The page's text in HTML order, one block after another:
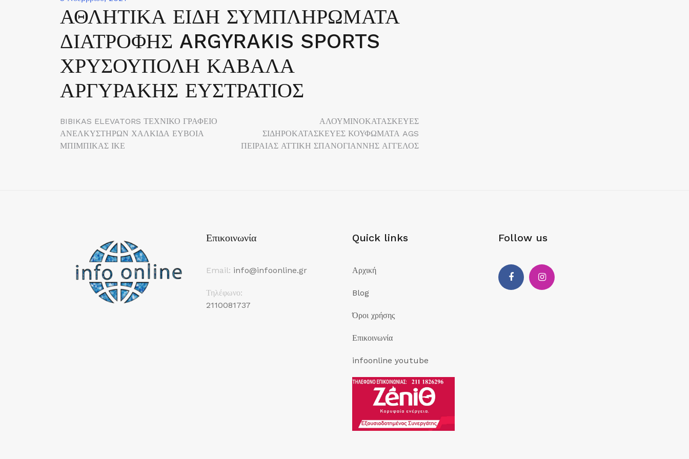
ΑΘΛΗΤΙΚΑ ΕΙΔΗ ΣΥΜΠΛΗΡΩΜΑΤΑ
ΔΙΑΤΡΟΦΗΣ ARGYRAKIS SPORTS
ΧΡΥΣΟΥΠΟΛΗ ΚΑΒΑΛΑ
ΑΡΓΥΡΑΚΗΣ ΕΥΣΤΡΑΤΙΟΣ
Πλοήγηση
άρθρων
BIBIKAS ELEVATORS ΤΕΧΝΙΚΟ ΓΡΑΦΕΙΟ
ΑΝΕΛΚΥΣΤΗΡΩΝ ΧΑΛΚΙΔΑ ΕΥΒΟΙΑ
ΜΠΙΜΠΙΚΑΣ ΙΚΕ
ΑΛΟΥΜΙΝΟΚΑΤΑΣΚΕΥΕΣ
ΣΙΔΗΡΟΚΑΤΑΣΚΕΥΕΣ ΚΟΥΦΩΜΑΤΑ AGS
ΠΕΙΡΑΙΑΣ ΑΤΤΙΚΗ ΣΠΑΝΟΓΙΑΝΝΗΣ ΑΓΓΕΛΟΣ
Επικοινωνία
Email: info@infoonline.gr
Τηλέφωνο:
2110081737
Quick links
Αρχική
Blog
Όροι χρήσης
Επικοινωνία
infoonline youtube
Follow us